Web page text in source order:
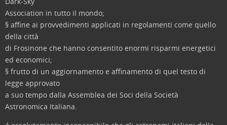
Association in tutto il mondo;
§ affine ai provvedimenti applicati in regolamenti come quello
della città
di Frosinone che hanno consentito enormi risparmi energetici
ed economici;
§ frutto di un aggiornamento e affinamento di quel testo di
legge approvato
a suo tempo dalla Assemblea dei Soci della Società
Astronomica Italiana.